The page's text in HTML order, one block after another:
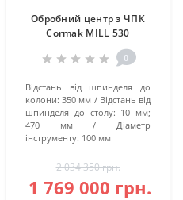
Обробний центр з ЧПК
Cormak MILL 530
0
Відстань від шпинделя до
колони: 350 мм
Відстань від
шпинделя до столу: 10 мм;
470 мм
Діаметр
інструменту: 100 мм
2 034 350 грн.
1 769 000 грн.